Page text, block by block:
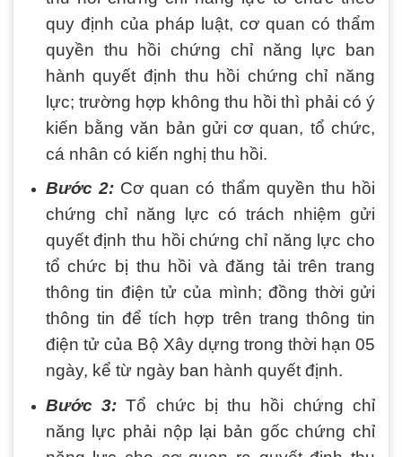
quy định của pháp luật, cơ quan có thẩm
quyền thu hồi chứng chỉ năng lực ban
hành quyết định thu hồi chứng chỉ năng
lực; trường hợp không thu hồi thì phải có ý
kiến bằng văn bản gửi cơ quan, tổ chức,
cá nhân có kiến nghị thu hồi.
Bước 2:Cơ quan có thẩm quyền thu hồi
chứng chỉ năng lực có trách nhiệm gửi
quyết định thu hồi chứng chỉ năng lực cho
tổ chức bị thu hồi và đăng tải trên trang
thông tin điện tử của mình; đồng thời gửi
thông tin để tích hợp trên trang thông tin
điện tử của Bộ Xây dựng trong thời hạn 05
ngày, kể từ ngày ban hành quyết định.
Bước 3: Tổ chức bị thu hồi chứng chỉ
năng lực phải nộp lại bản gốc chứng chỉ